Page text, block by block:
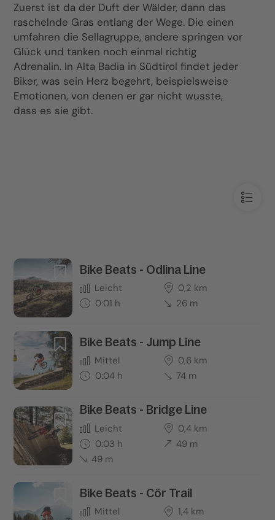
Zuerst ist da der Duft der Wälder, dann das
raschelnde Gras entlang der Wege. Die einen
umfahren die Sellagruppe, andere springen vor
Glück und tanken noch einmal richtig
Adrenalin. In Alta Badia in Südtirol findet jeder
Biker, was sein Herz begehrt, beispielsweise
Emotionen, von denen er gar nicht wusste,
dass es sie gibt.
Bike Beats - Odlina Line
Leicht
0,2 km
0:01 h
26 m
Bike Beats - Jump Line
Mittel
0,6 km
0:04 h
74 m
Bike Beats - Bridge Line
Leicht
0,4 km
0:03 h
49 m
49 m
Bike Beats - Cör Trail
Mittel
1,4 km